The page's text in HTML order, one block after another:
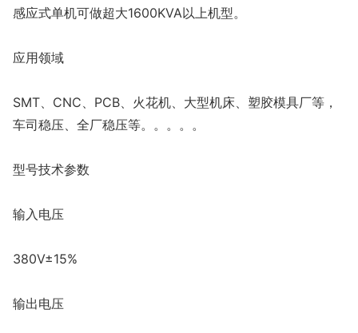
感应式单机可做超大1600KVA以上机型。
应用领域
SMT、CNC、PCB、火花机、大型机床、塑胶模具厂等，
车司稳压、全厂稳压等。。。。。
型号技术参数
输入电压
380V±15%
输出电压